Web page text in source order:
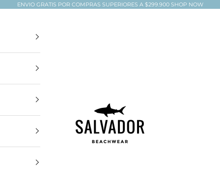
ENVIO GRATIS POR COMPRAS SUPERIORES A $299.900 SHOP NOW
Salvador Beachwear